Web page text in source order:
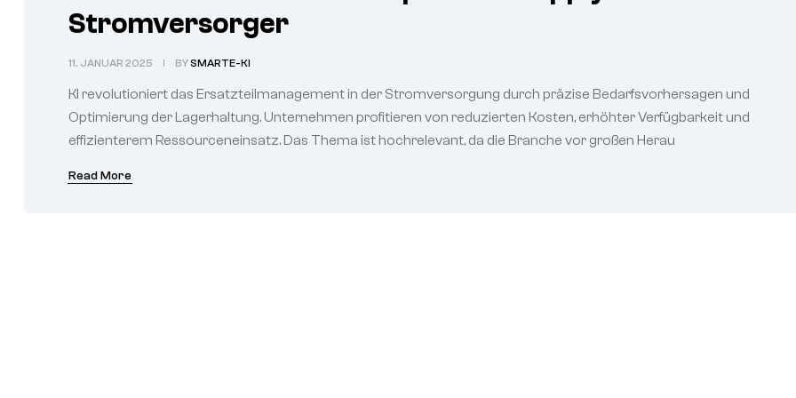
Stromversorger
11. JANUAR 2025 BYSMARTE-KI
KI revolutioniert das Ersatzteilmanagement in der Stromversorgung durch präzise Bedarfsvorhersagen und
Optimierung der Lagerhaltung. Unternehmen profitieren von reduzierten Kosten, erhöhter Verfügbarkeit und
effizienterem Ressourceneinsatz. Das Thema ist hochrelevant, da die Branche vor großen Herau
Read More